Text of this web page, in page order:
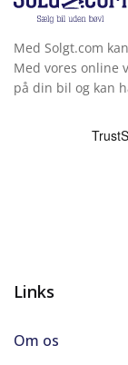
Sort himmel
Splitbagsæde
Trådløs
Med Solgt.com
Med vores online
på din bil og kan
Links
Om os